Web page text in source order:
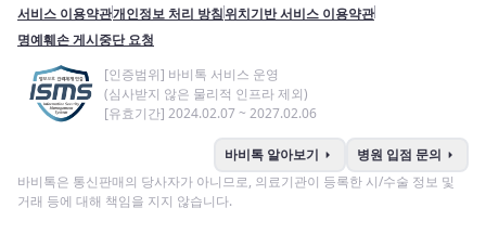
서비스 이용약관개인정보 처리 방침위치기반 서비스 이용약관
명예훼손 게시중단 요청
[인증범위] 바비톡 서비스 운영
(심사받지 않은 물리적 인프라 제외)
[유효기간] 2024.02.07 ~ 2027.02.06
바비톡 알아보기 arrow_right 병원 입점 문의 arrow_right
바비톡은 통신판매의 당사자가 아니므로, 의료기관이 등록한 시/수술 정보 및
거래 등에 대해 책임을 지지 않습니다.